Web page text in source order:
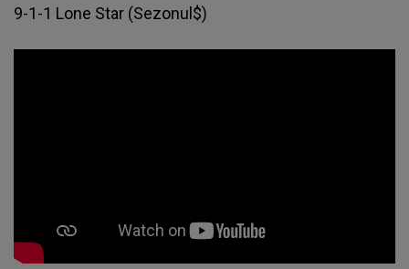
9-1-1 Lone Star (Sezonul$)